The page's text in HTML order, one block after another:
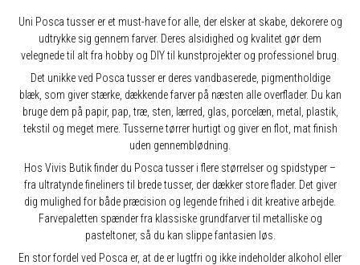
Uni Posca tusser er et must-have for alle, der elsker at skabe, dekorere og
udtrykke sig gennem farver. Deres alsidighed og kvalitet gør dem
velegnede til alt fra hobby og DIY til kunstprojekter og professionel brug.
Det unikke ved Posca tusser er deres vandbaserede, pigmentholdige
blæk, som giver stærke, dækkende farver på næsten alle overflader. Du kan
bruge dem på papir, pap, træ, sten, lærred, glas, porcelæn, metal, plastik,
tekstil og meget mere. Tusserne tørrer hurtigt og giver en flot, mat finish
uden gennemblødning.
Hos Vivis Butik finder du Posca tusser i flere størrelser og spidstyper –
fra ultratynde fineliners til brede tusser, der dækker store flader. Det giver
dig mulighed for både præcision og legende frihed i dit kreative arbejde.
Farvepaletten spænder fra klassiske grundfarver til metalliske og
pasteltoner, så du kan slippe fantasien løs.
En stor fordel ved Posca er, at de er lugtfri og ikke indeholder alkohol eller